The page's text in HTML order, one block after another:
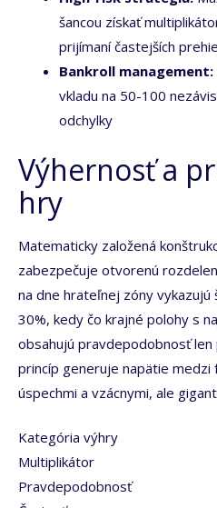
šancou získať
prijímaní častejších
Bankroll management:
vkladu na 50-100
odchylky
Výhernosť a
hry
Matematicky založená
zabezpečuje otvorenú
na dne hrateľnej zóny vykazujú
30%, kedy čo krajné polohy s
obsahujú pravdepodobnosť len
princíp generuje napätie
úspechmi a vzácnymi, ale
Kategória výhry
Multiplikátor
Pravdepodobnosť